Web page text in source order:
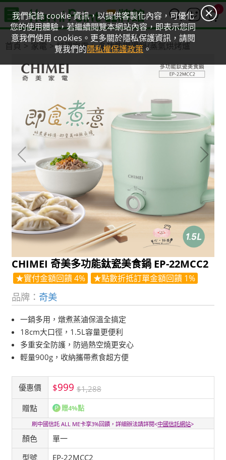
我們紀錄 cookie 資訊，以提供客製化內容，可優化
您的使用體驗，若繼續閱覽本網站內容，即表示您同
意我們使用 cookies。更多關於隱私保護資訊，請閱
覽我們的隱私權保護政策。
0
首頁 家電 料理家電 多功能調理鍋/蒸氣烘烤爐
CHIMEI 奇美多功能鈦瓷美食鍋 EP-22MCC2
★實付金額回饋 4% ★點數折抵訂單金額回饋 1%
品牌： 奇美
一鍋多用，燉煮蒸滷保溫全搞定
18cm大口徑，1.5L容量更便利
多重安全防護，防過熱空燒更安心
輕量900g，收納攜帶煮食超方便
優惠價 $999 $1,288
贈點
贈4%點
刷中國信託 ALL ME卡享3%回饋，詳細辦法請詳閱<中國信託網站>
顏色
單一
型號
EP-22MCC2